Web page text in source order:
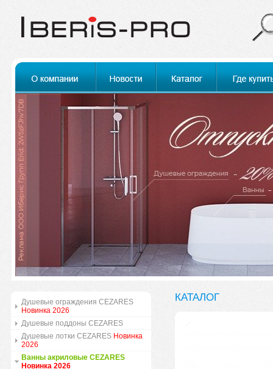
Душевые ограждения CEZARES
Новинка 2026
Душевые поддоны CEZARES
Душевые лотки CEZARES Новинка
2026
Ванны акриловые CEZARES
Новинка 2026
КАТАЛОГ